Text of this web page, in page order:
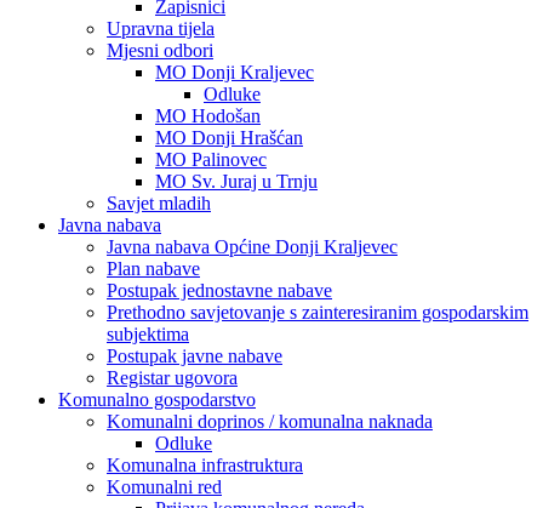
Zapisnici
Upravna tijela
Mjesni odbori
MO Donji Kraljevec
Odluke
MO Hodošan
MO Donji Hrašćan
MO Palinovec
MO Sv. Juraj u Trnju
Savjet mladih
Javna nabava
Javna nabava Općine Donji Kraljevec
Plan nabave
Postupak jednostavne nabave
Prethodno savjetovanje s zainteresiranim gospodarskim
subjektima
Postupak javne nabave
Registar ugovora
Komunalno gospodarstvo
Komunalni doprinos / komunalna naknada
Odluke
Komunalna infrastruktura
Komunalni red